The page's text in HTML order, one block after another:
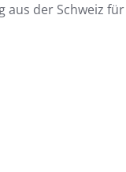
aus der Schweiz für